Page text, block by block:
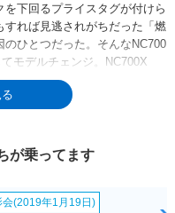
下回るプライスタグが付けら
れば見逃されがちだった「燃
ひとつだった。そんなNC700
モデルチェンジ。NC700X
ら引き続き、通常の燃料タン
もよるがヘルメットも入れる
ト高を30ミリ下げたタイプ
ョン）モデルのメーターに
年4月には、DCT・ABS搭
を装備した「Eパッケージ」
が乗ってます
会(2019年1月19日)